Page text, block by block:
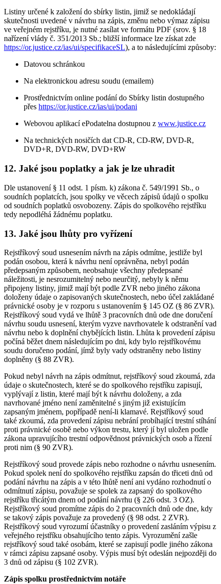
Listiny určené k založení do sbírky listin, jimiž se nedokládají
skutečnosti uvedené v návrhu na zápis, změnu nebo výmaz zápisu
ve veřejném rejstříku, je nutné zasílat ve formátu PDF (srov. § 18
nařízení vlády č. 351/2013 Sb.; bližší informace lze získat zde
https://or.justice.cz/ias/ui/specifikaceSL), a to následujícími způsoby:
Datovou schránkou
Na elektronickou adresu soudu (emailem)
Prostřednictvím online podání do Sbírky listin dostupného
přes https://or.justice.cz/ias/ui/podani
Webovou aplikací ePodatelna dostupnou z www.justice.cz
Na technických nosičích dat CD-R, CD-RW, DVD-R,
DVD+R, DVD-RW, DVD+RW
12. Jaké jsou poplatky a jak je lze uhradit
Dle ustanovení § 11 odst. 1 písm. k) zákona č. 549/1991 Sb., o
soudních poplatcích, jsou spolky ve věcech zápisů údajů o spolku
od soudních poplatků osvobozeny. Zápis do spolkového rejstříku
tedy nepodléhá žádnému poplatku.
13. Jaké jsou lhůty pro vyřízení
Rejstříkový soud usnesením návrh na zápis odmítne, jestliže byl
podán osobou, která k návrhu není oprávněna, nebyl podán
předepsaným způsobem, neobsahuje všechny předepsané
náležitosti, je nesrozumitelný nebo neurčitý, nebyly k němu
připojeny listiny, jimiž mají být podle ZVR nebo jiného zákona
doloženy údaje o zapisovaných skutečnostech, nebo účel zakládané
právnické osoby je v rozporu s ustanovením § 145 OZ (§ 86 ZVR).
Rejstříkový soud vydá ve lhůtě 3 pracovních dnů ode dne doručení
návrhu soudu usnesení, kterým vyzve navrhovatele k odstranění vad
návrhu nebo k doplnění chybějících listin. Lhůta k provedení zápisu
počíná běžet dnem následujícím po dni, kdy bylo rejstříkovému
soudu doručeno podání, jímž byly vady odstraněny nebo listiny
doplněny (§ 88 ZVR).
Pokud nebyl návrh na zápis odmítnut, rejstříkový soud zkoumá, zda
údaje o skutečnostech, které se do spolkového rejstříku zapisují,
vyplývají z listin, které mají být k návrhu doloženy, a zda
navrhované jméno není zaměnitelné s jiným již existujícím
zapsaným jménem, popřípadě není-li klamavé. Rejstříkový soud
také zkoumá, zda provedení zápisu nebrání probíhající trestní stíhání
proti právnické osobě nebo výkon trestu, který jí byl uložen podle
zákona upravujícího trestní odpovědnost právnických osob a řízení
proti nim (§ 90 ZVR).
Rejstříkový soud provede zápis nebo rozhodne o návrhu usnesením.
Pokud spolek není do spolkového rejstříku zapsán do třiceti dnů od
podání návrhu na zápis a v této lhůtě není ani vydáno rozhodnutí o
odmítnutí zápisu, považuje se spolek za zapsaný do spolkového
rejstříku třicátým dnem od podání návrhu (§ 226 odst. 3 OZ).
Rejstříkový soud promítne zápis do 2 pracovních dnů ode dne, kdy
se takový zápis považuje za provedený (§ 98 odst. 2 ZVR).
Rejstříkový soud vyrozumí účastníky o provedení zasláním výpisu z
veřejného rejstříku obsahujícího tento zápis. Vyrozumění zašle
rejstříkový soud také osobám, které se zapisují podle jiného zákona
v rámci zápisu zapsané osoby. Výpis musí být odeslán nejpozději do
3 dnů od zápisu (§ 102 ZVR).
Zápis spolku prostřednictvím notáře